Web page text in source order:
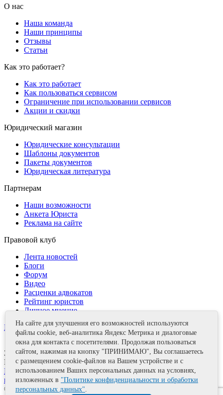
О нас
Наша команда
Наши принципы
Отзывы
Статьи
Как это работает?
Как это работает
Как пользоваться сервисом
Ограничение при использовании сервисов
Акции и скидки
Юридический магазин
Юридические консультации
Шаблоны документов
Пакеты документов
Юридическая литература
Партнерам
Наши возможности
Анкета Юриста
Реклама на сайте
Правовой клуб
Лента новостей
Блоги
Форум
Видео
Расценки адвокатов
Рейтинг юристов
Личное мнение
Контакты
Задать вопрос
Поделиться
Политика информационной безопасности Правила
использования материалов
© 2011—2026 А.Е. Мишушин
На сайте для улучшения его возможностей используются
файлы cookie, веб-аналитика Яндекс Метрика и диалоговые
окна для контакта с посетителями. Продолжая пользоваться
сайтом, нажимая на кнопку "ПРИНИМАЮ", Вы соглашаетесь
с размещением cookie-файлов на Вашем устройстве и с
использованием Ваших персональных данных на условиях,
изложенных в "Политике конфиденциальности и обработки
персональных данных".